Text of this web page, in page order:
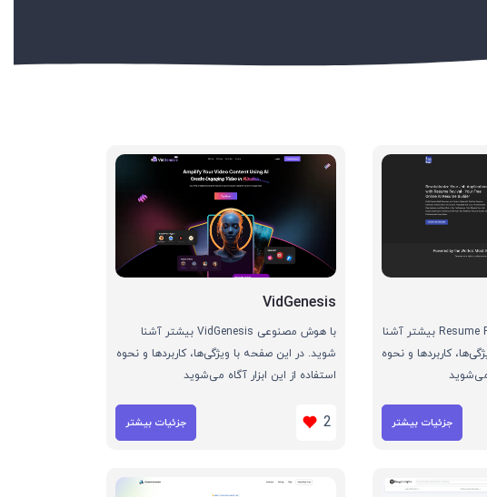
با هوش مصنوعی Resume Revival بیشتر آشنا
کاربردها و نحوه
می‌شوید
جزئیات بیشتر
VidGenesis
با هوش مصنوعی VidGenesis بیشتر آشنا
شوید. در این صفحه با ویژگی‌ها، کاربردها و نحوه
استفاده از این ابزار آگاه می‌شوید
2 جزئیات بیشتر